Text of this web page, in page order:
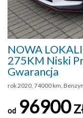
NOWA
275KM Niski
Gwarancja
rok 2020, 74000 km,
od 96900